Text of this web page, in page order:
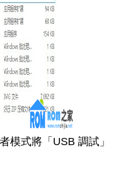
式將「USB 調試」